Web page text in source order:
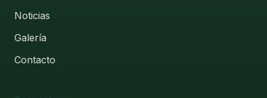
Noticias
Galería
Contacto